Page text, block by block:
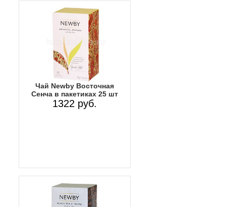
Чай Newby Восточная
Сенча в пакетиках 25 шт
1322 руб.